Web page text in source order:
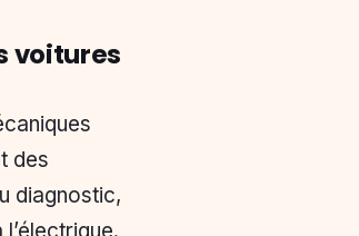
voitures
des
diagnostic,